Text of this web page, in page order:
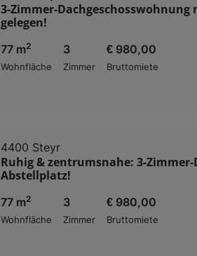
3-Zimmer-
gelegen!
77 m2
Wohnfläche
3
Zimmer
€ 980,00
Bruttomiete
4400 Steyr
Ruhig & zentrumsnahe: 3-
Abstellplatz!
77 m2
Wohnfläche
3
Zimmer
€ 980,00
Bruttomiete